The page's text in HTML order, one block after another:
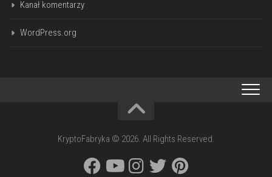
Kanał komentarzy
WordPress.org
KryptoFabryka © 2026. All Rights Reserved.